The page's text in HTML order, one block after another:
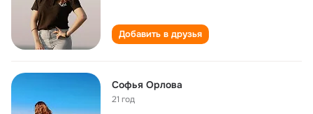
Добавить в друзья
Софья Орлова
21 год